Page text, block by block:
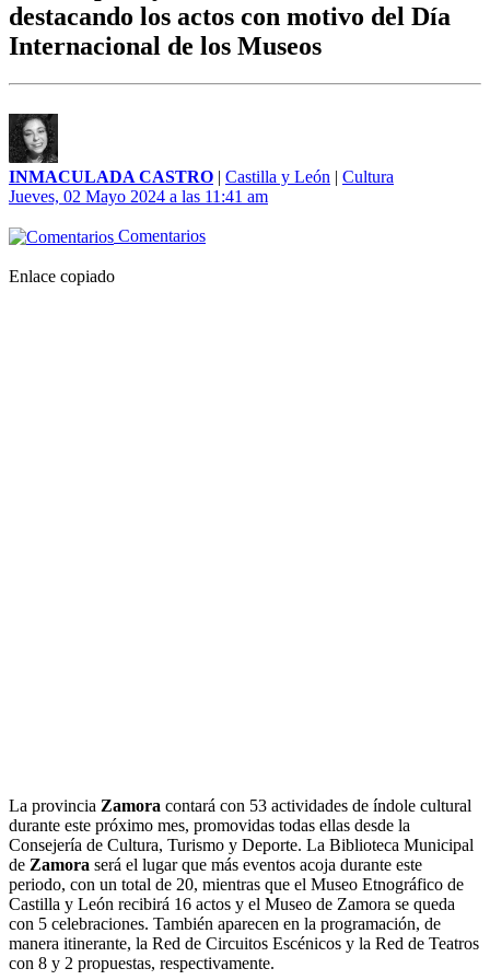
destacando los actos con motivo del Día
Internacional de los Museos
INMACULADA CASTRO | Castilla y León | Cultura
Jueves, 02 Mayo 2024 a las 11:41 am
Comentarios
Enlace copiado
La provincia Zamora contará con 53 actividades de índole cultural
durante este próximo mes, promovidas todas ellas desde la
Consejería de Cultura, Turismo y Deporte. La Biblioteca Municipal
de Zamora será el lugar que más eventos acoja durante este
periodo, con un total de 20, mientras que el Museo Etnográfico de
Castilla y León recibirá 16 actos y el Museo de Zamora se queda
con 5 celebraciones. También aparecen en la programación, de
manera itinerante, la Red de Circuitos Escénicos y la Red de Teatros
con 8 y 2 propuestas, respectivamente.